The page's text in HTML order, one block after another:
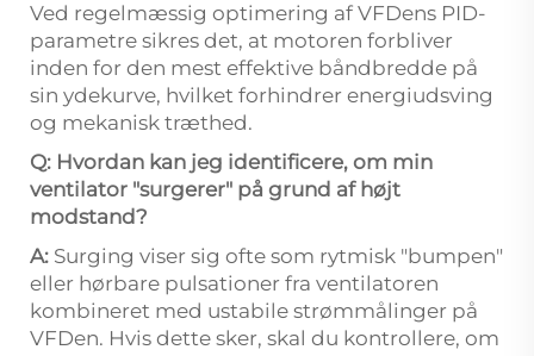
Ved regelmæssig optimering af VFDens PID-
parametre sikres det, at motoren forbliver
inden for den mest effektive båndbredde på
sin ydekurve, hvilket forhindrer energiudsving
og mekanisk træthed.
Q: Hvordan kan jeg identificere, om min
ventilator "surgerer" på grund af højt
modstand?
A: Surging viser sig ofte som rytmisk "bumpen"
eller hørbare pulsationer fra ventilatoren
kombineret med ustabile strømmålinger på
VFDen. Hvis dette sker, skal du kontrollere, om